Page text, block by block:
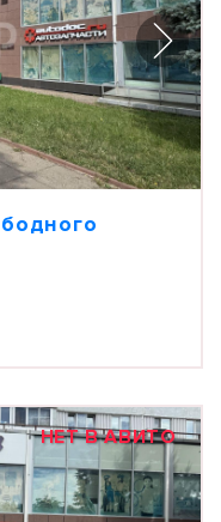
НЕТ В АВИТО